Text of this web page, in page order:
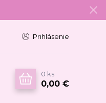
Prihlásenie
0 ks
0,00 €